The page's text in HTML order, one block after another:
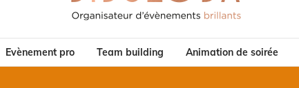
Evènement pro Team building Animation de soirée